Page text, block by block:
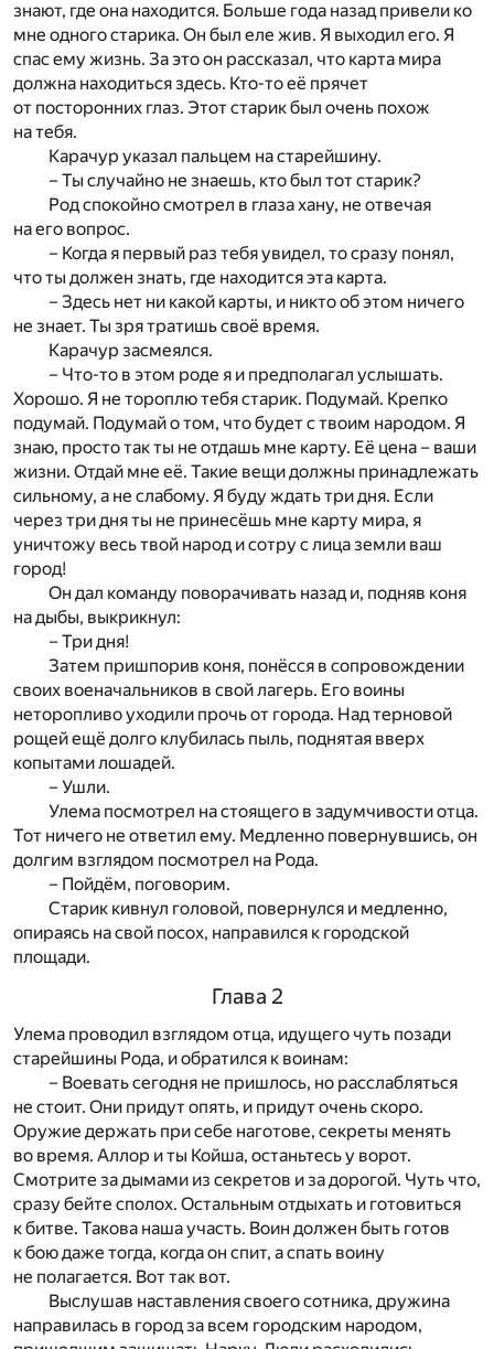
знают, где она находится. Больше года назад привели ко
мне одного старика. Он был еле жив. Я выходил его. Я
спас ему жизнь. За это он рассказал, что карта мира
должна находиться здесь. Кто-то её прячет
от посторонних глаз. Этот старик был очень похож
на тебя.
Карачур указал пальцем на старейшину.
– Ты случайно не знаешь, кто был тот старик?
Род спокойно смотрел в глаза хану, не отвечая
на его вопрос.
– Когда я первый раз тебя увидел, то сразу понял,
что ты должен знать, где находится эта карта.
– Здесь нет ни какой карты, и никто об этом ничего
не знает. Ты зря тратишь своё время.
Карачур засмеялся.
– Что-то в этом роде я и предполагал услышать.
Хорошо. Я не тороплю тебя старик. Подумай. Крепко
подумай. Подумай о том, что будет с твоим народом. Я
знаю, просто так ты не отдашь мне карту. Её цена – ваши
жизни. Отдай мне её. Такие вещи должны принадлежать
сильному, а не слабому. Я буду ждать три дня. Если
через три дня ты не принесёшь мне карту мира, я
уничтожу весь твой народ и сотру с лица земли ваш
город!
Он дал команду поворачивать назад и, подняв коня
на дыбы, выкрикнул:
– Три дня!
Затем пришпорив коня, понёсся в сопровождении
своих военачальников в свой лагерь. Его воины
неторопливо уходили прочь от города. Над терновой
рощей ещё долго клубилась пыль, поднятая вверх
копытами лошадей.
– Ушли.
Улема посмотрел на стоящего в задумчивости отца.
Тот ничего не ответил ему. Медленно повернувшись, он
долгим взглядом посмотрел на Рода.
– Пойдём, поговорим.
Старик кивнул головой, повернулся и медленно,
опираясь на свой посох, направился к городской
площади.
Глава 2
Улема проводил взглядом отца, идущего чуть позади
старейшины Рода, и обратился к воинам:
– Воевать сегодня не пришлось, но расслабляться
не стоит. Они придут опять, и придут очень скоро.
Оружие держать при себе наготове, секреты менять
во время. Аллор и ты Койша, останьтесь у ворот.
Смотрите за дымами из секретов и за дорогой. Чуть что,
сразу бейте сполох. Остальным отдыхать и готовиться
к битве. Такова наша участь. Воин должен быть готов
к бою даже тогда, когда он спит, а спать воину
не полагается. Вот так вот.
Выслушав наставления своего сотника, дружина
направилась в город за всем городским народом,